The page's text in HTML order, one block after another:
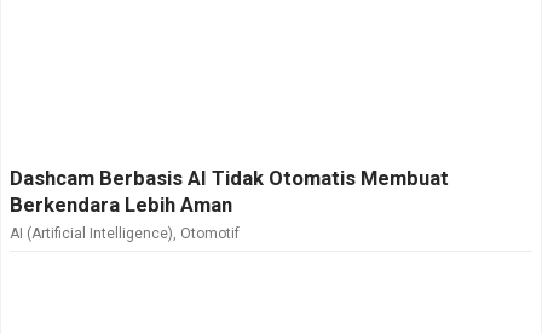
Dashcam Berbasis AI Tidak Otomatis Membuat
Berkendara Lebih Aman
AI (Artificial Intelligence), Otomotif